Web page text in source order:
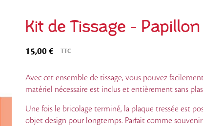
Kit de Tissage - Papillon
15,00 € TTC
Avec cet ensemble de tissage, vous pouvez
matériel nécessaire est inclus et entièrement sans
Une fois le bricolage terminé, la plaque tressée est
objet design pour longtemps. Parfait comme souvenir